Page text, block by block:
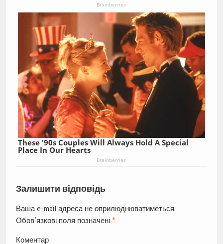
Brainberries
These '90s Couples Will Always Hold A Special
Place In Our Hearts
Brainberries
Залишити відповідь
Ваша e-mail адреса не оприлюднюватиметься.
Обов’язкові поля позначені *
Коментар